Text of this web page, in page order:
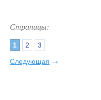
Страницы:
1 2 3
Следующая →